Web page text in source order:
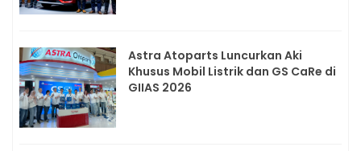
Astra Atoparts Luncurkan Aki
Khusus Mobil Listrik dan GS CaRe di
GIIAS 2026